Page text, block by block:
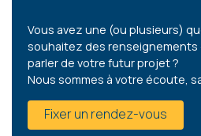
448 M² - 14.00 MÈTRES À RUE
Vous avez une (ou plusieurs)
souhaitez des renseignements
parler de votre futur projet ?
Nous sommes à votre écoute,
Fixer un rendez-vous